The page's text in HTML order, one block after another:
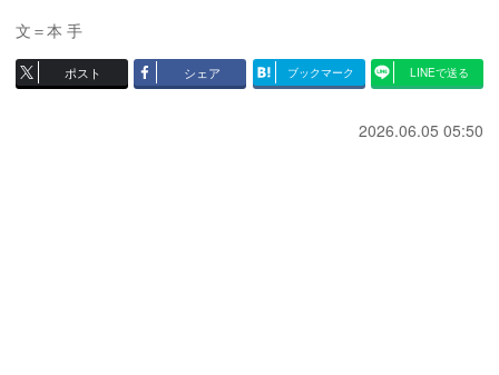
文＝本 手
ポスト シェア ブックマーク LINEで送る
2026.06.05 05:50